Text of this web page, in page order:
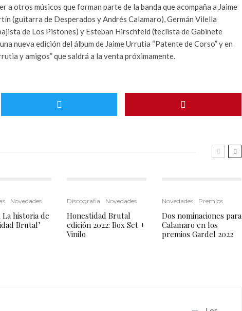
a otros músicos que forman parte de la banda que acompaña a Jaime
(guitarra de Desperados y Andrés Calamaro), Germán Vilella
de Los Pistones) y Esteban Hirschfeld (teclista de Gabinete
nueva edición del álbum de Jaime Urrutia “Patente de Corso” y en
y amigos” que saldrá a la venta próximamente.
Novedades
La historia de
Brutal’
Discografia Novedades
Honestidad Brutal
edición 2022: Box Set +
Vinilo
Novedades Premios
Dos nominaciones para
Calamaro en los
premios Gardel 2022